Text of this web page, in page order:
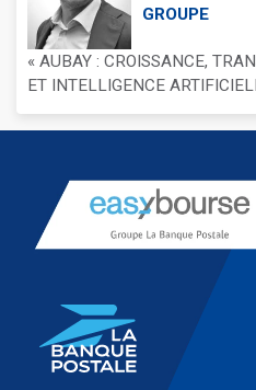
GROUPE
« AUBAY : CROISSANCE,
ET INTELLIGENCE